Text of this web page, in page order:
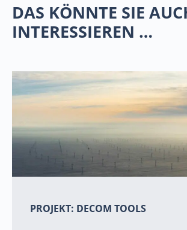
DAS KÖNNTE SIE
INTERESSIEREN …
PROJEKT: DECOM TOOLS